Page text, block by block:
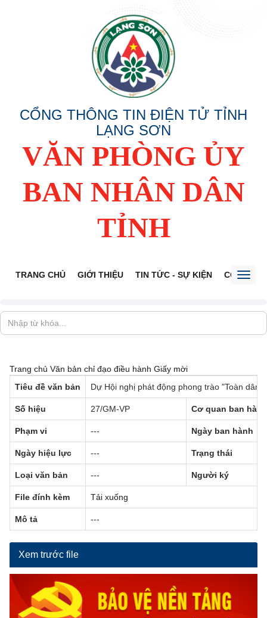
CỔNG THÔNG TIN ĐIỆN TỬ TỈNH
LẠNG SƠN
VĂN PHÒNG ỦY
BAN NHÂN DÂN
TỈNH
TRANG CHỦ GIỚI THIỆU TIN TỨC - SỰ KIỆN CỔNG
Trang chủ Văn bản chỉ đạo điều hành Giấy mời
Tiêu đề văn bản
Dự Hội nghị phát động phong trào "Toàn dân
Số hiệu 27/GM-VP Cơ quan ban hành
Phạm vi --- Ngày ban hành
Ngày hiệu lực --- Trạng thái
Loại văn bản --- Người ký
File đính kèm Tải xuống
Mô tả ---
Xem trước file